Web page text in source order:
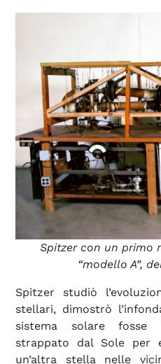
Spitzer con un primo
“modello A”,
Spitzer studiò
stellari, dimostrò
sistema solare fosse
strappato dal Sole per
un’altra stella nelle